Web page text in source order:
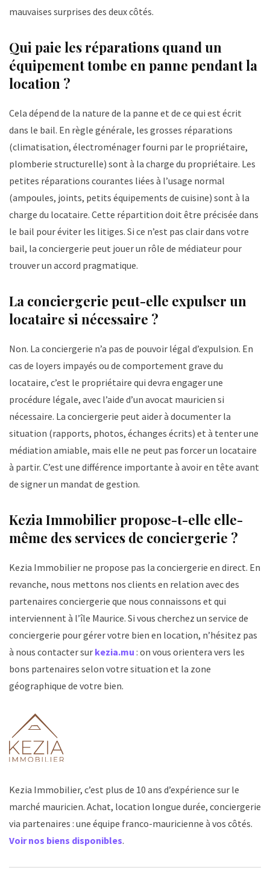
mauvaises surprises des deux côtés.
Qui paie les réparations quand un
équipement tombe en panne pendant la
location ?
Cela dépend de la nature de la panne et de ce qui est écrit
dans le bail. En règle générale, les grosses réparations
(climatisation, électroménager fourni par le propriétaire,
plomberie structurelle) sont à la charge du propriétaire. Les
petites réparations courantes liées à l’usage normal
(ampoules, joints, petits équipements de cuisine) sont à la
charge du locataire. Cette répartition doit être précisée dans
le bail pour éviter les litiges. Si ce n’est pas clair dans votre
bail, la conciergerie peut jouer un rôle de médiateur pour
trouver un accord pragmatique.
La conciergerie peut-elle expulser un
locataire si nécessaire ?
Non. La conciergerie n’a pas de pouvoir légal d’expulsion. En
cas de loyers impayés ou de comportement grave du
locataire, c’est le propriétaire qui devra engager une
procédure légale, avec l’aide d’un avocat mauricien si
nécessaire. La conciergerie peut aider à documenter la
situation (rapports, photos, échanges écrits) et à tenter une
médiation amiable, mais elle ne peut pas forcer un locataire
à partir. C’est une différence importante à avoir en tête avant
de signer un mandat de gestion.
Kezia Immobilier propose-t-elle elle-
même des services de conciergerie ?
Kezia Immobilier ne propose pas la conciergerie en direct. En
revanche, nous mettons nos clients en relation avec des
partenaires conciergerie que nous connaissons et qui
interviennent à l’île Maurice. Si vous cherchez un service de
conciergerie pour gérer votre bien en location, n’hésitez pas
à nous contacter sur kezia.mu : on vous orientera vers les
bons partenaires selon votre situation et la zone
géographique de votre bien.
Kezia Immobilier, c’est plus de 10 ans d’expérience sur le
marché mauricien. Achat, location longue durée, conciergerie
via partenaires : une équipe franco-mauricienne à vos côtés.
Voir nos biens disponibles.